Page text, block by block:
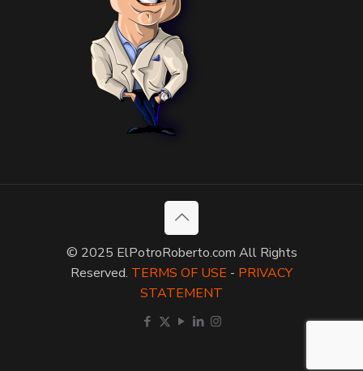
© 2025 ElPotroRoberto.com All Rights
Reserved. TERMS OF USE - PRIVACY
STATEMENT